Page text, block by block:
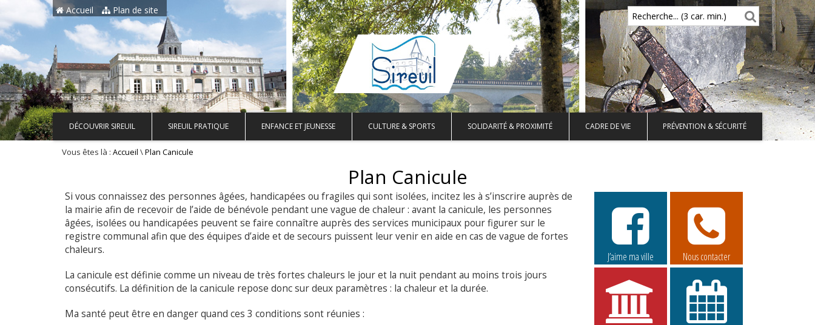
Aller au contenu principal
Accueil Plan de site
Recherche... (3 car. min.)
DÉCOUVRIR SIREUIL SIREUIL PRATIQUE ENFANCE ET JEUNESSE CULTURE & SPORTS SOLIDARITÉ & PROXIMITÉ CADRE DE VIE PRÉVENTION & SÉCURITÉ
Vous êtes là : Accueil \Plan Canicule
Plan Canicule
Si vous connaissez des personnes âgées, handicapées ou fragiles qui sont isolées, incitez les à s’inscrire auprès de
la mairie afin de recevoir de l’aide de bénévole pendant une vague de chaleur : avant la canicule, les personnes
âgées, isolées ou handicapées peuvent se faire connaître auprès des services municipaux pour figurer sur le
registre communal afin que des équipes d’aide et de secours puissent leur venir en aide en cas de vague de fortes
chaleurs.
La canicule est définie comme un niveau de très fortes chaleurs le jour et la nuit pendant au moins trois jours
consécutifs. La définition de la canicule repose donc sur deux paramètres : la chaleur et la durée.
Ma santé peut être en danger quand ces 3 conditions sont réunies :
J’aime ma ville Nous contacter